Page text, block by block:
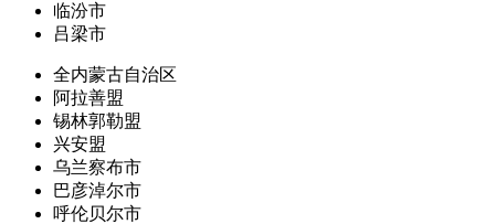
临汾市
吕梁市
全内蒙古自治区
阿拉善盟
锡林郭勒盟
兴安盟
乌兰察布市
巴彦淖尔市
呼伦贝尔市